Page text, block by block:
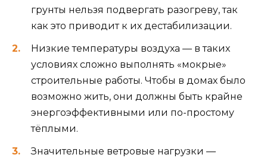
грунты нельзя подвергать разогреву, так
как это приводит к их дестабилизации.
Низкие температуры воздуха — в таких
условиях сложно выполнять «мокрые»
строительные работы. Чтобы в домах было
возможно жить, они должны быть крайне
энергоэффективными или по-простому
тёплыми.
Значительные ветровые нагрузки —